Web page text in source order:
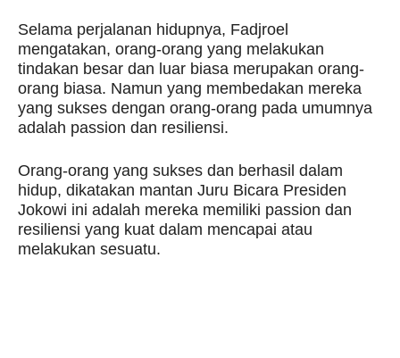
Selama perjalanan hidupnya, Fadjroel
mengatakan, orang-orang yang melakukan
tindakan besar dan luar biasa merupakan orang-
orang biasa. Namun yang membedakan mereka
yang sukses dengan orang-orang pada umumnya
adalah passion dan resiliensi.
Orang-orang yang sukses dan berhasil dalam
hidup, dikatakan mantan Juru Bicara Presiden
Jokowi ini adalah mereka memiliki passion dan
resiliensi yang kuat dalam mencapai atau
melakukan sesuatu.